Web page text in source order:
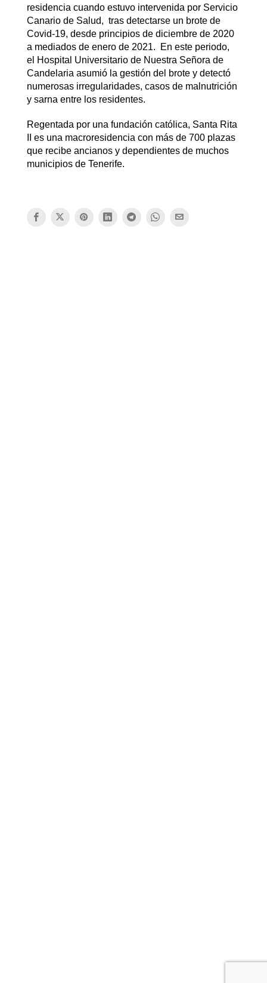
residencia cuando estuvo intervenida por Servicio
Canario de Salud, tras detectarse un brote de
Covid-19, desde principios de diciembre de 2020
a mediados de enero de 2021. En este periodo,
el Hospital Universitario de Nuestra Señora de
Candelaria asumió la gestión del brote y detectó
numerosas irregularidades, casos de malnutrición
y sarna entre los residentes.
Regentada por una fundación católica, Santa Rita
II es una macroresidencia con más de 700 plazas
que recibe ancianos y dependientes de muchos
municipios de Tenerife.